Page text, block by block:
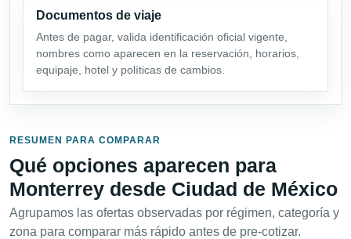
Documentos de viaje
Antes de pagar, valida identificación oficial vigente,
nombres como aparecen en la reservación, horarios,
equipaje, hotel y políticas de cambios.
RESUMEN PARA COMPARAR
Qué opciones aparecen para
Monterrey desde Ciudad de México
Agrupamos las ofertas observadas por régimen, categoría y
zona para comparar más rápido antes de pre-cotizar.